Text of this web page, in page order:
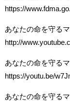
https://
あなたの命を守る
http://
あなたの命を守る
https://youtu.be/
あなたの命を守る